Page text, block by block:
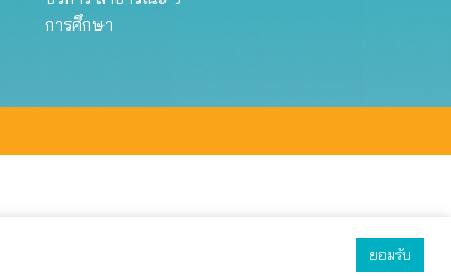
การศึกษา
ยอมรับ